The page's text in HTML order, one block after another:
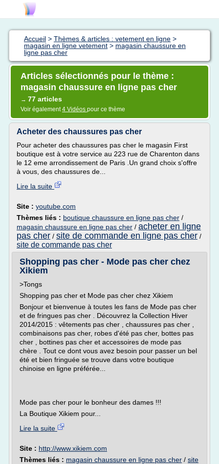
Accueil > Thèmes & articles : vetement en ligne >
magasin en ligne vetement > magasin chaussure en
ligne pas cher
Articles sélectionnés pour le thème :
magasin chaussure en ligne pas cher
→ 77 articles
Voir également4 Vidéos pour ce thème
Acheter des chaussures pas cher
Pour acheter des chaussures pas cher le magasin First
boutique est à votre service au 223 rue de Charenton dans
le 12 eme arrondissement de Paris .Un grand choix s'offre
à vous, des chaussures de...
Lire la suite
Site : youtube.com
Thèmes liés : boutique chaussure en ligne pas cher /
magasin chaussure en ligne pas cher / acheter en ligne
pas cher / site de commande en ligne pas cher /
site de commande pas cher
Shopping pas cher - Mode pas cher chez
Xikiem
>Tongs
Shopping pas cher et Mode pas cher chez Xikiem
Bonjour et bienvenue à toutes les fans de Mode pas cher
et de fringues pas cher . Découvrez la Collection Hiver
2014/2015 : vêtements pas cher , chaussures pas cher ,
combinaisons pas cher, robes d'été pas cher, bottes pas
cher , bottines pas cher et accessoires de mode pas
chère . Tout ce dont vous avez besoin pour passer un bel
été et bien fringuée se trouve dans votre boutique
chinoise en ligne préférée...
Mode pas cher pour le bonheur des dames !!!
La Boutique Xikiem pour...
Lire la suite
Site : http://www.xikiem.com
Thèmes liés : magasin chaussure en ligne pas cher / site